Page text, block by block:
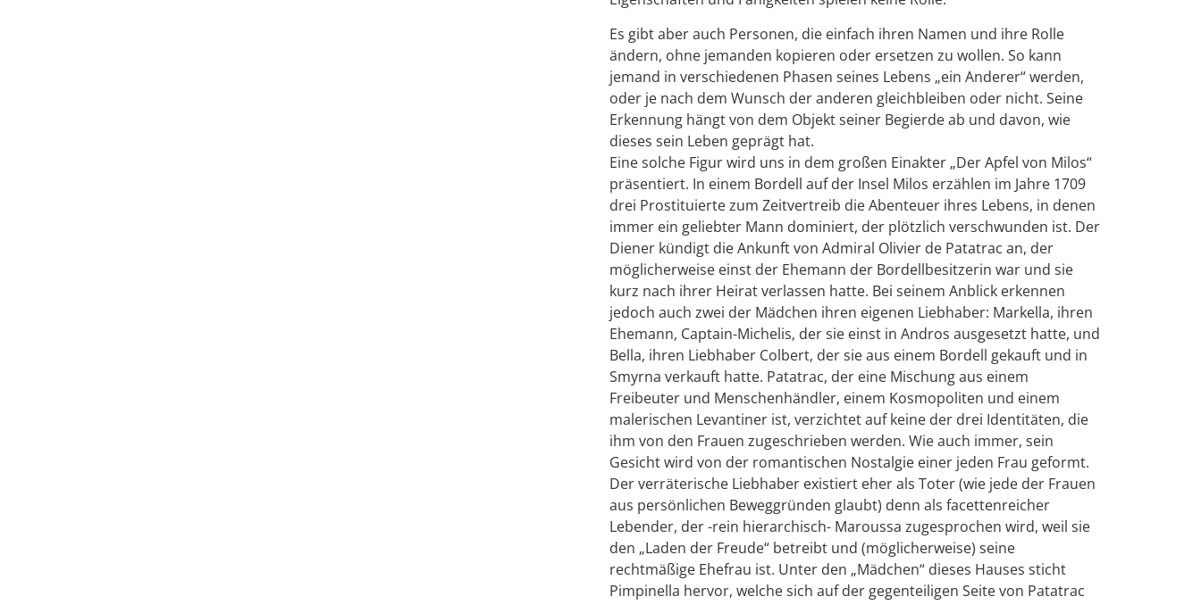
Es gibt aber auch Personen, die einfach ihren Namen und ihre Rolle
ändern, ohne jemanden kopieren oder ersetzen zu wollen. So kann
jemand in verschiedenen Phasen seines Lebens „ein Αnderer“ werden,
oder je nach dem Wunsch der anderen gleichbleiben oder nicht. Seine
Erkennung hängt von dem Objekt seiner Begierde ab und davon, wie
dieses sein Leben geprägt hat.
Eine solche Figur wird uns in dem großen Einakter „Der Apfel von Milos“
präsentiert. In einem Bordell auf der Insel Milos erzählen im Jahre 1709
drei Prostituierte zum Zeitvertreib die Abenteuer ihres Lebens, in denen
immer ein geliebter Mann dominiert, der plötzlich verschwunden ist. Der
Diener kündigt die Ankunft von Admiral Olivier de Patatrac an, der
möglicherweise einst der Ehemann der Bordellbesitzerin war und sie
kurz nach ihrer Heirat verlassen hatte. Bei seinem Anblick erkennen
jedoch auch zwei der Mädchen ihren eigenen Liebhaber: Markella, ihren
Ehemann, Captain-Michelis, der sie einst in Andros ausgesetzt hatte, und
Bella, ihren Liebhaber Colbert, der sie aus einem Bordell gekauft und in
Smyrna verkauft hatte. Patatrac, der eine Mischung aus einem
Freibeuter und Menschenhändler, einem Kosmopoliten und einem
malerischen Levantiner ist, verzichtet auf keine der drei Identitäten, die
ihm von den Frauen zugeschrieben werden. Wie auch immer, sein
Gesicht wird von der romantischen Nostalgie einer jeden Frau geformt.
Der verräterische Liebhaber existiert eher als Toter (wie jede der Frauen
aus persönlichen Beweggründen glaubt) denn als facettenreicher
Lebender, der -rein hierarchisch- Maroussa zugesprochen wird, weil sie
den „Laden der Freude“ betreibt und (möglicherweise) seine
rechtmäßige Ehefrau ist. Unter den „Mädchen“ dieses Hauses sticht
Pimpinella hervor, welche sich auf der gegenteiligen Seite von Patatrac